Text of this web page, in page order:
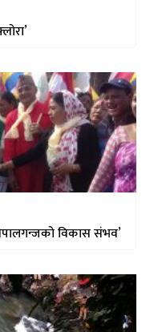
विकास संभव’